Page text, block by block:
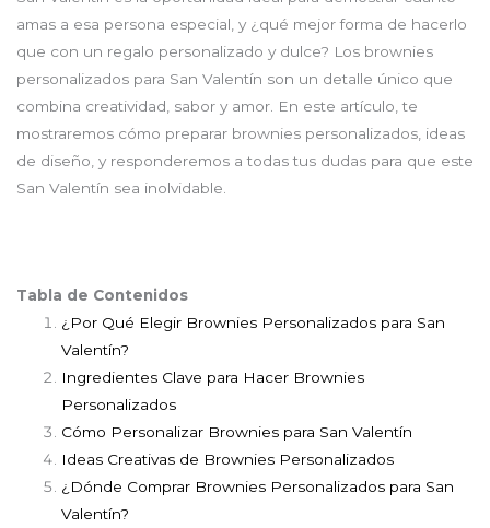
amas a esa persona especial, y ¿qué mejor forma de hacerlo
que con un regalo personalizado y dulce? Los brownies
personalizados para San Valentín son un detalle único que
combina creatividad, sabor y amor. En este artículo, te
mostraremos cómo preparar brownies personalizados, ideas
de diseño, y responderemos a todas tus dudas para que este
San Valentín sea inolvidable.
Tabla de Contenidos
¿Por Qué Elegir Brownies Personalizados para San
Valentín?
Ingredientes Clave para Hacer Brownies
Personalizados
Cómo Personalizar Brownies para San Valentín
Ideas Creativas de Brownies Personalizados
¿Dónde Comprar Brownies Personalizados para San
Valentín?